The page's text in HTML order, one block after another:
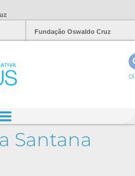
Fundação Oswaldo Cruz
Santana